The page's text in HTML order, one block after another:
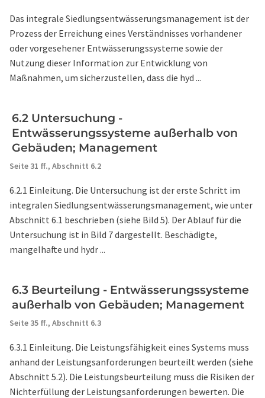
Das integrale Siedlungsentwässerungsmanagement ist der
Prozess der Erreichung eines Verständnisses vorhandener
oder vorgesehener Entwässerungssysteme sowie der
Nutzung dieser Information zur Entwicklung von
Maßnahmen, um sicherzustellen, dass die hyd ...
6.2 Untersuchung -
Entwässerungssysteme außerhalb von
Gebäuden; Management
Seite 31 ff., Abschnitt 6.2
6.2.1 Einleitung. Die Untersuchung ist der erste Schritt im
integralen Siedlungsentwässerungsmanagement, wie unter
Abschnitt 6.1 beschrieben (siehe Bild 5). Der Ablauf für die
Untersuchung ist in Bild 7 dargestellt. Beschädigte,
mangelhafte und hydr ...
6.3 Beurteilung - Entwässerungssysteme
außerhalb von Gebäuden; Management
Seite 35 ff., Abschnitt 6.3
6.3.1 Einleitung. Die Leistungsfähigkeit eines Systems muss
anhand der Leistungsanforderungen beurteilt werden (siehe
Abschnitt 5.2). Die Leistungsbeurteilung muss die Risiken der
Nichterfüllung der Leistungsanforderungen bewerten. Die